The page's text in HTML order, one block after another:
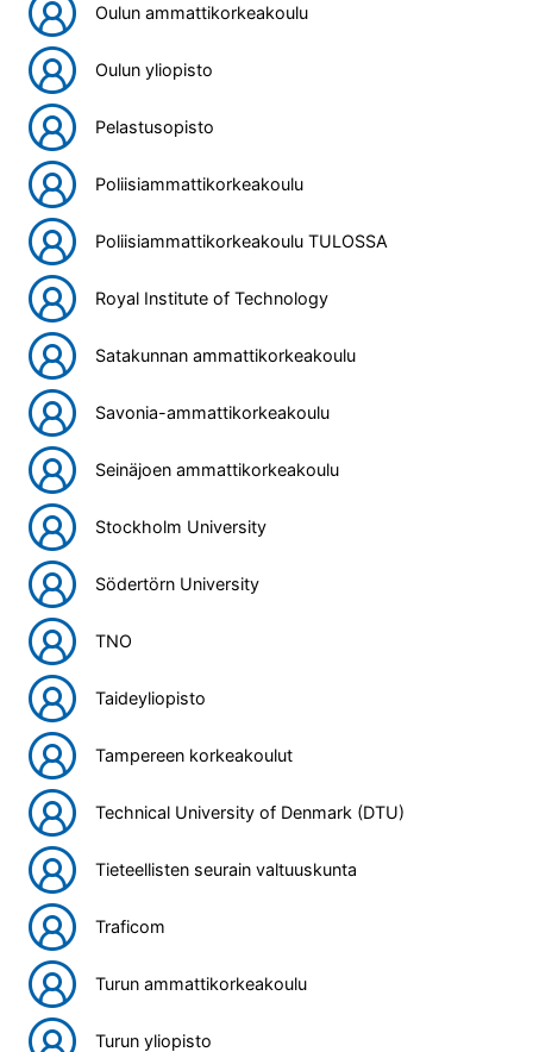
Oulun ammattikorkeakoulu
Oulun yliopisto
Pelastusopisto
Poliisiammattikorkeakoulu
Poliisiammattikorkeakoulu TULOSSA
Royal Institute of Technology
Satakunnan ammattikorkeakoulu
Savonia-ammattikorkeakoulu
Seinäjoen ammattikorkeakoulu
Stockholm University
Södertörn University
TNO
Taideyliopisto
Tampereen korkeakoulut
Technical University of Denmark (DTU)
Tieteellisten seurain valtuuskunta
Traficom
Turun ammattikorkeakoulu
Turun yliopisto